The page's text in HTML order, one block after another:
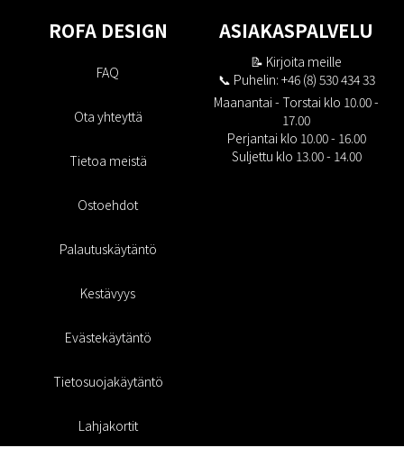
ROFA DESIGN
FAQ
Ota yhteyttä
Tietoa meistä
Ostoehdot
Palautuskäytäntö
Kestävyys
Evästekäytäntö
Tietosuojakäytäntö
Lahjakortit
ASIAKASPALVELU
📝 Kirjoita meille
📞 Puhelin: +46 (8) 530 434 33
Maanantai - Torstai klo 10.00 -
17.00
Perjantai klo 10.00 - 16.00
Suljettu klo 13.00 - 14.00